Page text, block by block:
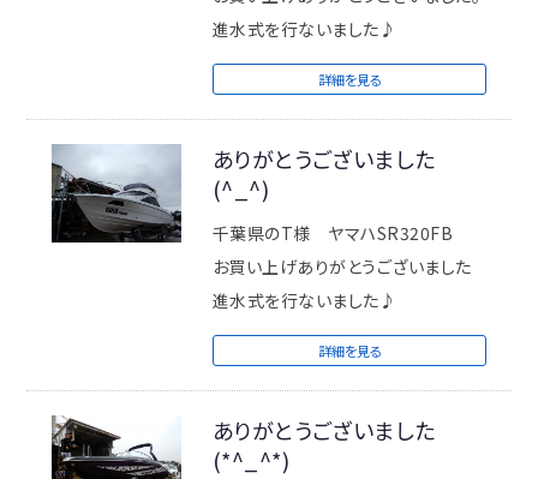
進水式を行ないました♪
詳細を見る
ありがとうございました
(^_^)
千葉県のT様 ヤマハSR320FB
お買い上げありがとうございました
進水式を行ないました♪
詳細を見る
ありがとうございました
(*^_^*)